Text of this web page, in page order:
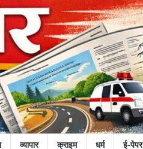
व्यापार क्राइम धर्म ई-पेपर